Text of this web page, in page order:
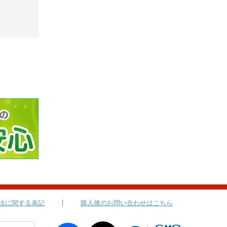
に関する表記 購入後のお問い合わせはこちら